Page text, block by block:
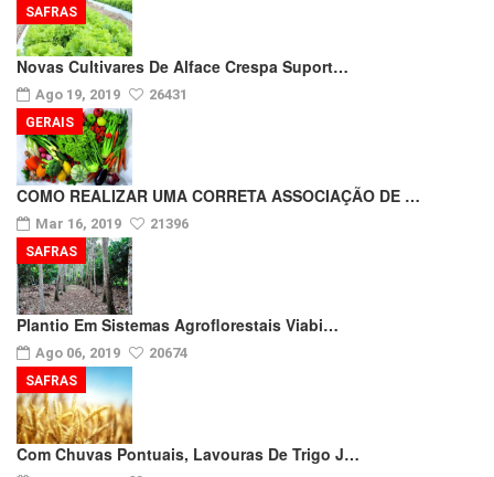
Novas Cultivares De Alface Crespa Suport…
Ago 19, 2019 26431
SAFRAS
COMO REALIZAR UMA CORRETA ASSOCIAÇÃO DE …
Mar 16, 2019 21396
GERAIS
Plantio Em Sistemas Agroflorestais Viabi…
Ago 06, 2019 20674
SAFRAS
Com Chuvas Pontuais, Lavouras De Trigo J…
SAFRAS